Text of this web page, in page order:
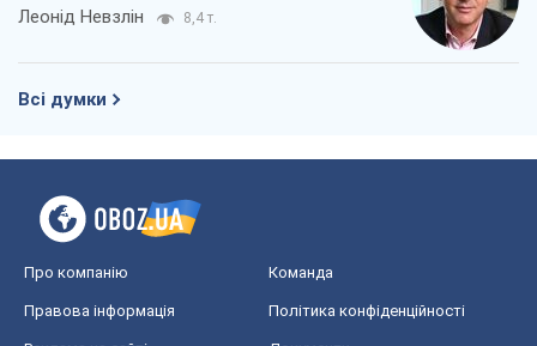
Леонід Невзлін 8,4 т.
Всі думки
Про компанію Команда
Правова інформація Політика конфіденційності